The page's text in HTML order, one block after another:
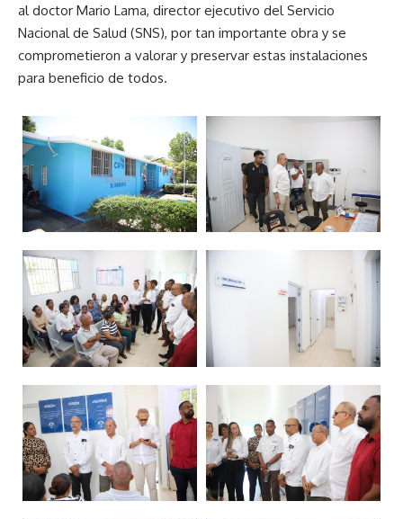
al doctor Mario Lama, director ejecutivo del Servicio
Nacional de Salud (SNS), por tan importante obra y se
comprometieron a valorar y preservar estas instalaciones
para beneficio de todos.